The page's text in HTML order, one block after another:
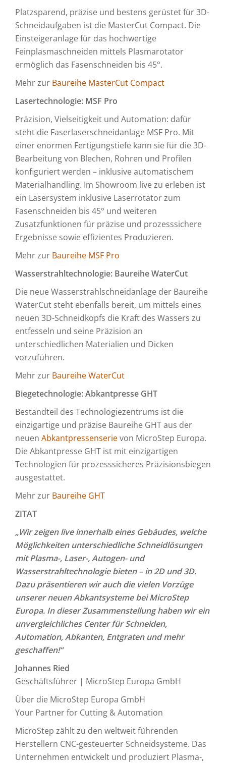
Platzsparend, präzise und bestens gerüstet für 3D-
Schneidaufgaben ist die MasterCut Compact. Die
Einsteigeranlage für das hochwertige
Feinplasmaschneiden mittels Plasmarotator
ermöglich das Fasenschneiden bis 45°.
Mehr zur Baureihe MasterCut Compact
Lasertechnologie: MSF Pro
Präzision, Vielseitigkeit und Automation: dafür
steht die Faserlaserschneidanlage MSF Pro. Mit
einer enormen Fertigungstiefe kann sie für die 3D-
Bearbeitung von Blechen, Rohren und Profilen
konfiguriert werden – inklusive automatischem
Materialhandling. Im Showroom live zu erleben ist
ein Lasersystem inklusive Laserrotator zum
Fasenschneiden bis 45° und weiteren
Zusatzfunktionen für präzise und prozesssichere
Ergebnisse sowie effizientes Produzieren.
Mehr zur Baureihe MSF Pro
Wasserstrahltechnologie: Baureihe WaterCut
Die neue Wasserstrahlschneidanlage der Baureihe
WaterCut steht ebenfalls bereit, um mittels eines
neuen 3D-Schneidkopfs die Kraft des Wassers zu
entfesseln und seine Präzision an
unterschiedlichen Materialien und Dicken
vorzuführen.
Mehr zur Baureihe WaterCut
Biegetechnologie: Abkantpresse GHT
Bestandteil des Technologiezentrums ist die
einzigartige und präzise Baureihe GHT aus der
neuen Abkantpressenserievon MicroStep Europa.
Die Abkantpresse GHT ist mit einzigartigen
Technologien für prozesssicheres Präzisionsbiegen
ausgestattet.
Mehr zur Baureihe GHT
ZITAT
„Wir zeigen live innerhalb eines Gebäudes, welche
Möglichkeiten unterschiedliche Schneidlösungen
mit Plasma-, Laser-, Autogen- und
Wasserstrahltechnologie bieten – in 2D und 3D.
Dazu präsentieren wir auch die vielen Vorzüge
unserer neuen Abkantsysteme bei MicroStep
Europa. In dieser Zusammenstellung haben wir ein
unvergleichliches Center für Schneiden,
Automation, Abkanten, Entgraten und mehr
geschaffen!“
Johannes Ried
Geschäftsführer | MicroStep Europa GmbH
Über die MicroStep Europa GmbH
Your Partner for Cutting & Automation
MicroStep zählt zu den weltweit führenden
Herstellern CNC-gesteuerter Schneidsysteme. Das
Unternehmen entwickelt und produziert Plasma-,